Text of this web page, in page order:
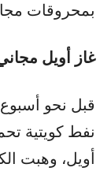
بمحروقات
غاز أويل
قبل نحو